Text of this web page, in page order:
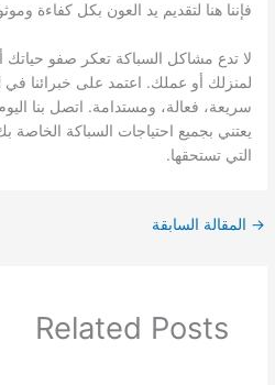
فإننا هنا لتقديم يد العون بكل كفاءة
لا تدع مشاكل السباكة تعكر صفو
لمنزلك أو عملك. اعتمد على خبرائنا في
سريعة، فعالة، ومستدامة. اتصل بنا
يعتني بجميع احتياجات السباكة الخاصة
التي تستحقها.
→ المقالة السابقة
Related Posts